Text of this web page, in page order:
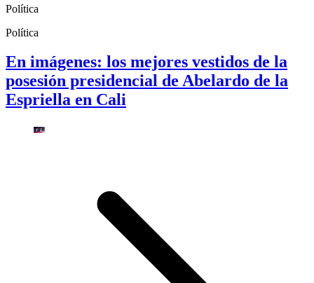
Política
Política
En imágenes: los mejores vestidos de la
posesión presidencial de Abelardo de la
Espriella en Cali